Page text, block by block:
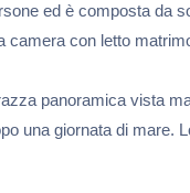
ed è composta da
con letto
panoramica vista
una giornata di mare.